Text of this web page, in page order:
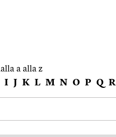
a alla z
I J K L M N O P Q R